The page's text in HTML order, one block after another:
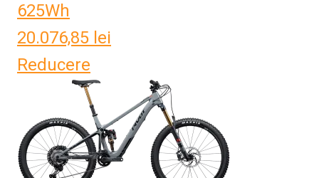
625Wh
20.076,85 lei
Reducere